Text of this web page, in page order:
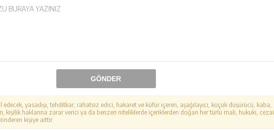
GÖNDER
edecek, yasadışı, tehditkar, rahatsız edici, hakaret ve küfür içeren, aşağılayıcı, küçük düşürücü, kaba,
kişilik haklarına zarar verici ya da benzeri niteliklerde içeriklerden doğan her türlü mali, hukuki, cezai,
kişiye aittir.